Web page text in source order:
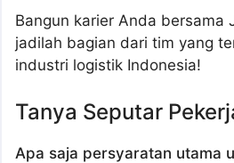
Bangun karier Anda bersama
jadilah bagian dari tim yang
industri logistik Indonesia!
Tanya Seputar
Apa saja persyaratan utama